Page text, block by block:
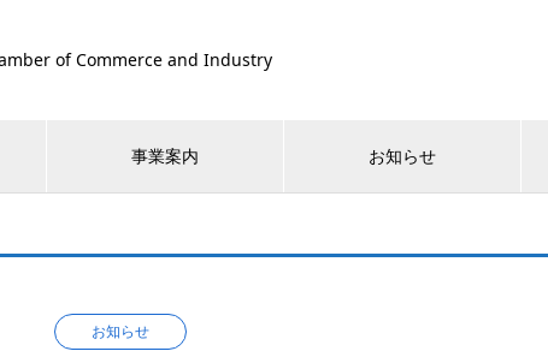
of Commerce and Industry
事業案内 お知らせ
お知らせ